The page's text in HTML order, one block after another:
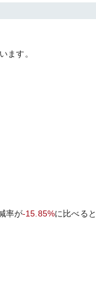
ます。
率が-15.85%に比べると